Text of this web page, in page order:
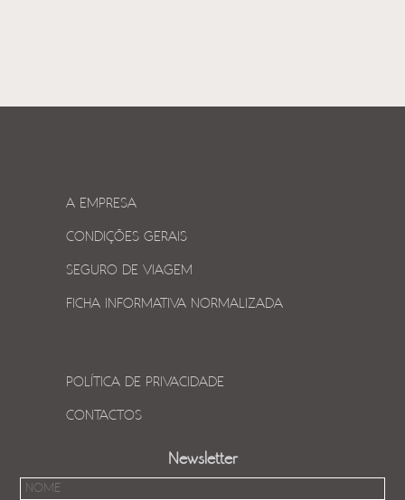
A EMPRESA
CONDIÇÕES GERAIS
SEGURO DE VIAGEM
FICHA INFORMATIVA NORMALIZADA
POLÍTICA DE PRIVACIDADE
CONTACTOS
Newsletter